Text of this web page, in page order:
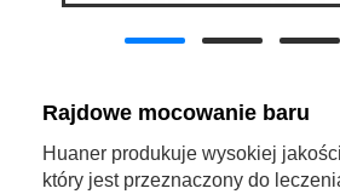
Rajdowe mocowanie baru
Huaner produkuje wysokiej
który jest przeznaczony do